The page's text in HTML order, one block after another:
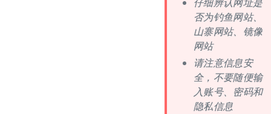
否为钓鱼网站、
山寨网站、镜像
网站
请注意信息安
全，不要随便输
入账号、密码和
隐私信息